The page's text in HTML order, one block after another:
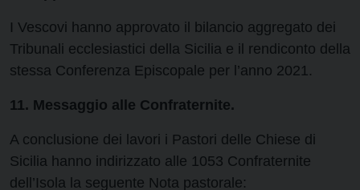
I Vescovi hanno approvato il bilancio aggregato dei
Tribunali ecclesiastici della Sicilia e il rendiconto della
stessa Conferenza Episcopale per l’anno 2021.
11. Messaggio alle Confraternite.
A conclusione dei lavori i Pastori delle Chiese di
Sicilia hanno indirizzato alle 1053 Confraternite
dell’Isola la seguente Nota pastorale: